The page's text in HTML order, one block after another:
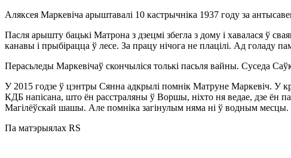
Аляксея Маркевіча арыштавалі 10 кастрычніка 1937 году за
Пасля арышту бацькі Матрона з дзецмі збегла з дому і хавалася ў
канавы і прыбірацца ў лесе. За працу нічога не плацілі. Ад голаду
Перасьледы Маркевічаў скончыліся толькі пасьля вайны. Суседа
У 2015 годзе ў цэнтры Сянна адкрылі помнік Матруне Маркевіч. У
КДБ напісана, што ён расстраляны ў Воршы, ніхто ня ведае, дзе ён
Магілёўскай шашы. Але помніка загінулым няма ні ў водным месцы.
Па матэрыялах RS